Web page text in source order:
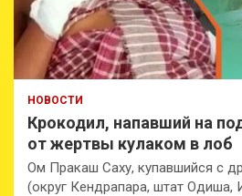
НОВОСТИ
Крокодил, напавший на
от жертвы кулаком в лоб
Ом Пракаш Саху, купавшийся с
(округ Кендрапара, штат Одиша,